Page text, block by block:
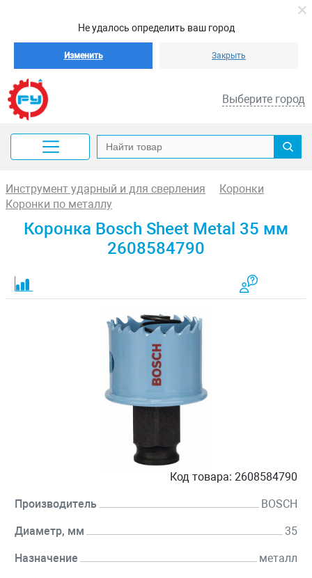
Не удалось определить ваш город
Изменить Закрыть
Выберите город
Инструмент ударный и для сверления
Коронки
Коронки по металлу
Коронка Bosch Sheet Metal 35 мм
2608584790
Код товара: 2608584790
Производитель BOSCH
Диаметр, мм 35
Назначение металл